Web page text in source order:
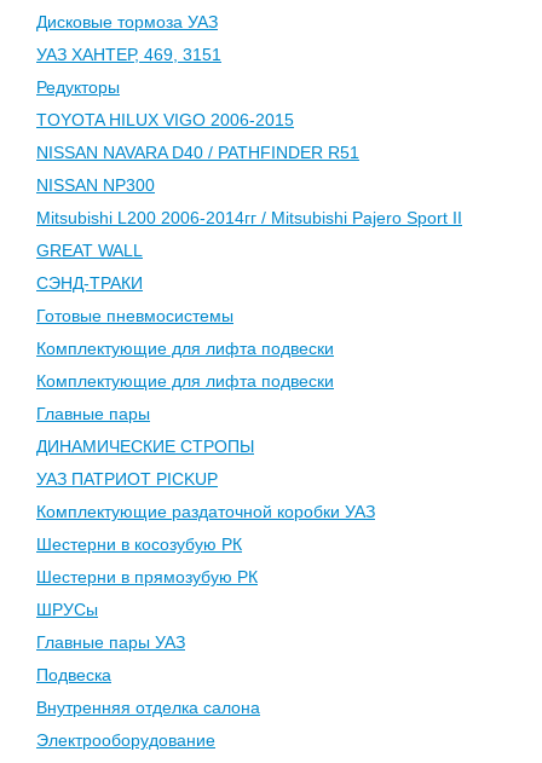
Дисковые тормоза УАЗ
УАЗ ХАНТЕР, 469, 3151
Редукторы
TOYOTA HILUX VIGO 2006-2015
NISSAN NAVARA D40 / PATHFINDER R51
NISSAN NP300
Mitsubishi L200 2006-2014гг / Mitsubishi Pajero Sport II
GREAT WALL
СЭНД-ТРАКИ
Готовые пневмосистемы
Комплектующие для лифта подвески
Комплектующие для лифта подвески
Главные пары
ДИНАМИЧЕСКИЕ СТРОПЫ
УАЗ ПАТРИОТ PICKUP
Комплектующие раздаточной коробки УАЗ
Шестерни в косозубую РК
Шестерни в прямозубую РК
ШРУСы
Главные пары УАЗ
Подвеска
Внутренняя отделка салона
Электрооборудование